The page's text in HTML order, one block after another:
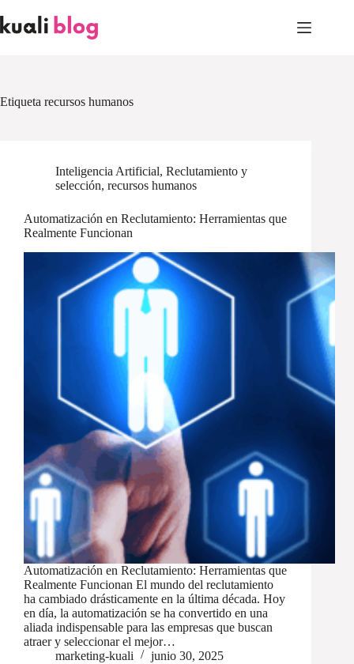
to
content
Etiqueta recursos humanos
Inteligencia Artificial, Reclutamiento y
selección, recursos humanos
Automatización en Reclutamiento: Herramientas que
Realmente Funcionan
Automatización en Reclutamiento: Herramientas que
Realmente Funcionan El mundo del reclutamiento
ha cambiado drásticamente en la última década. Hoy
en día, la automatización se ha convertido en una
aliada indispensable para las empresas que buscan
atraer y seleccionar el mejor…
marketing-kuali
junio 30, 2025